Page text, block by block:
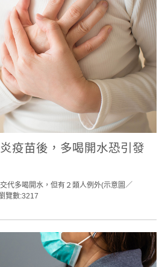
疫苗後，多喝開水恐引發
代多喝開水，但有２類人例外(示意圖／
覽數:3217